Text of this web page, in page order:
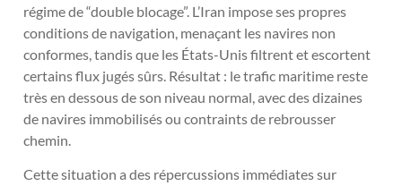
régime de “double blocage”. L’Iran impose ses propres
conditions de navigation, menaçant les navires non
conformes, tandis que les États-Unis filtrent et escortent
certains flux jugés sûrs. Résultat : le trafic maritime reste
très en dessous de son niveau normal, avec des dizaines
de navires immobilisés ou contraints de rebrousser
chemin.
Cette situation a des répercussions immédiates sur